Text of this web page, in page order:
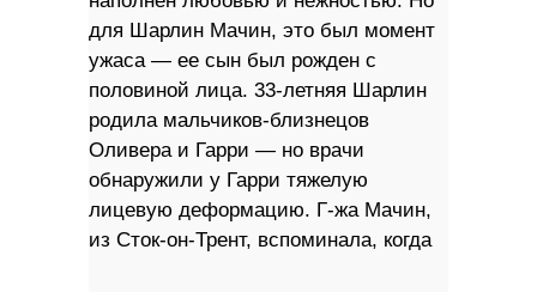
для Шарлин Мачин, это был момент
ужаса — ее сын был рожден с
половиной лица. 33-летняя Шарлин
родила мальчиков-близнецов
Оливера и Гарри — но врачи
обнаружили у Гарри тяжелую
лицевую деформацию. Г-жа Мачин,
из Сток-он-Трент, вспоминала, когда